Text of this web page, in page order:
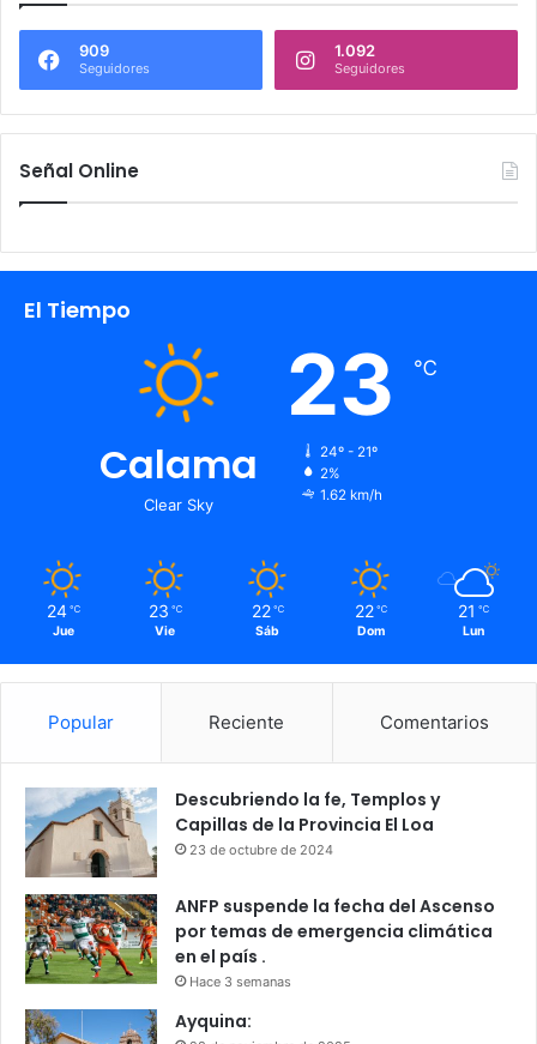
909
Seguidores
1.092
Seguidores
Señal Online
El Tiempo
Calama
Clear Sky
23 ℃
24º - 21º
2%
1.62 km/h
24 ℃
Jue
23 ℃
Vie
22 ℃
Sáb
22 ℃
Dom
21 ℃
Lun
Popular Reciente Comentarios
Descubriendo la fe, Templos y
Capillas de la Provincia El Loa
23 de octubre de 2024
ANFP suspende la fecha del Ascenso
por temas de emergencia climática
en el país .
Hace 3 semanas
Ayquina: